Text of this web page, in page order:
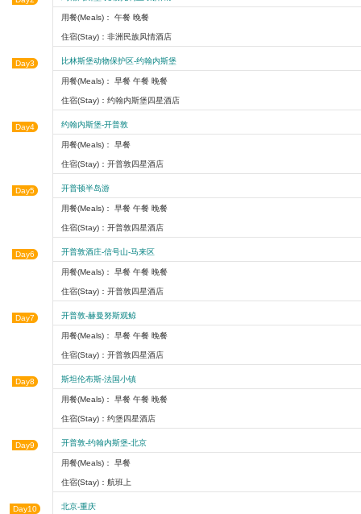
用餐(Meals)： 午餐 晚餐
住宿(Stay)：非洲民族风情酒店
Day3 比林斯堡动物保护区-约翰内斯堡
用餐(Meals)： 早餐 午餐 晚餐
住宿(Stay)：约翰内斯堡四星酒店
Day4 约翰内斯堡-开普敦
用餐(Meals)： 早餐
住宿(Stay)：开普敦四星酒店
Day5 开普顿半岛游
用餐(Meals)： 早餐 午餐 晚餐
住宿(Stay)：开普敦四星酒店
Day6 开普敦酒庄-信号山-马来区
用餐(Meals)： 早餐 午餐 晚餐
住宿(Stay)：开普敦四星酒店
Day7 开普敦-赫曼努斯观鲸
用餐(Meals)： 早餐 午餐 晚餐
住宿(Stay)：开普敦四星酒店
Day8 斯坦伦布斯-法国小镇
用餐(Meals)： 早餐 午餐 晚餐
住宿(Stay)：约堡四星酒店
Day9 开普敦-约翰内斯堡-北京
用餐(Meals)： 早餐
住宿(Stay)：航班上
Day10 北京-重庆